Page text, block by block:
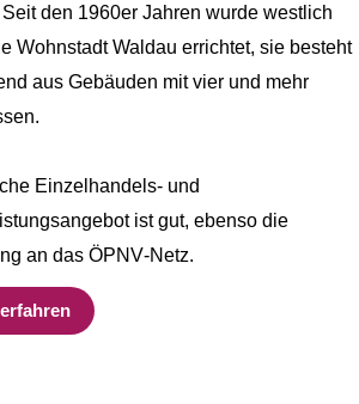
den 1960er Jahren wurde westlich
Wohnstadt Waldau errichtet, sie besteht
aus Gebäuden mit vier und mehr
Einzelhandels‐ und
ist gut, ebenso die
an das ÖPNV‐Netz.